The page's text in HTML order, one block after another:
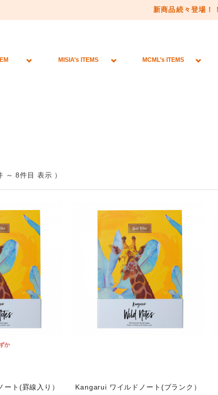
新商品続々登場！！
MISIA’s ITEMS MCML’s ITEMS
～ 8件目 表示 ）
か
ト(罫線入り）
Kangarui ワイルドノート(ブランク）